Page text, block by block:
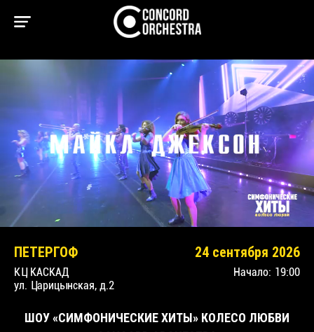
ПЕТЕРГОФ 24 сентября 2026
КЦ КАСКАД
ул. Царицынская, д.2
Начало: 19:00
ШОУ «СИМФОНИЧЕСКИЕ ХИТЫ» КОЛЕСО ЛЮБВИ